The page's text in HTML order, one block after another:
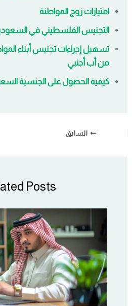
امتيازات زوج المواطنة
التجنيس الفلسطيني في
تسهيل إجراءات تجنيس أبناء
من أب أجنبي
كيفية الحصول على الجنسية
السابق
Posts